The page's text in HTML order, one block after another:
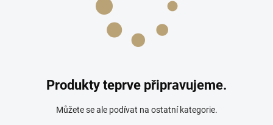
Produkty teprve připravujeme.
Můžete se ale podívat na ostatní kategorie.